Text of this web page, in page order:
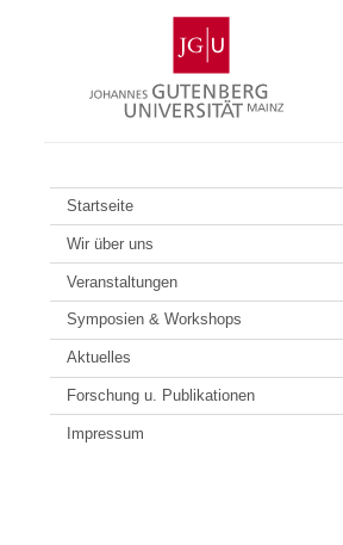
Gutenberg-
Universität
Mainz
Startseite
Wir über uns
Veranstaltungen
Symposien & Workshops
Aktuelles
Forschung u. Publikationen
Impressum